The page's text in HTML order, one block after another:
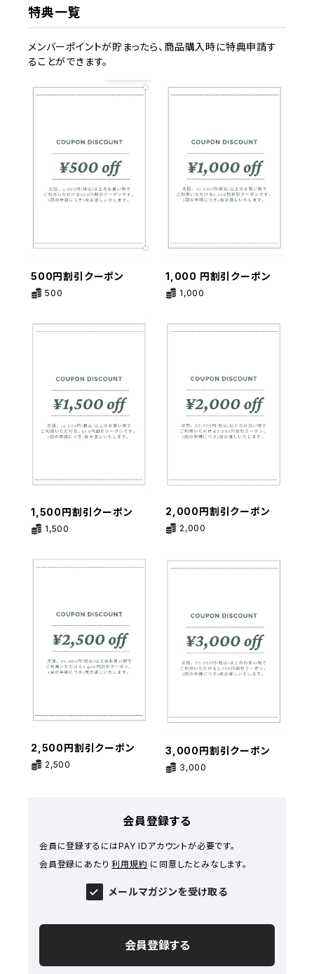
特典一覧
メンバーポイントが貯まったら、商品購入時に特典申請す
ることができます。
500円割引クーポン
500
1,000 円割引クーポン
1,000
1,500円割引クーポン
1,500
2,000円割引クーポン
2,000
2,500円割引クーポン
2,500
3,000円割引クーポン
3,000
会員登録する
会員に登録するにはPAY IDアカウントが必要です。
会員登録にあたり利用規約 に同意したとみなします。
メールマガジンを受け取る
会員登録する